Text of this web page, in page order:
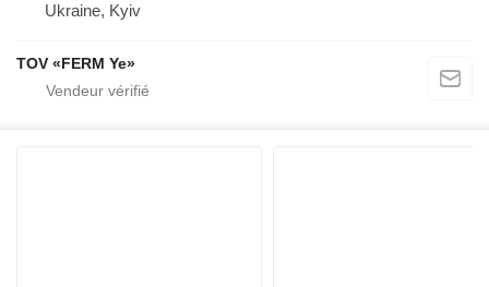
Ukraine, Kyiv
TOV «FERM Ye»